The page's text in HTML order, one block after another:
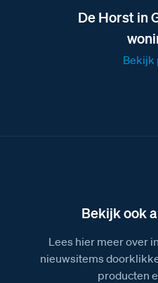
Afmetingen van de CC
Afmetingen van de VV
Afmetingen van de SUI
De Horst in
Bekijk
Bekijk ook
Lees hier meer over
nieuwsitems
producten